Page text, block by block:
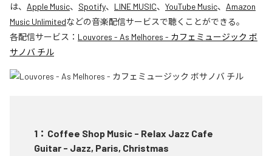
は、 Apple Music、 Spotify、 LINE MUSIC、 YouTube Music、 Amazon
Music Unlimitedなどの音楽配信サービスで聴くことができる。
各配信サービス： Louvores - As Melhores - カフェミュージック ボ
サノバ チル
1 ： Coffee Shop Music - Relax Jazz Cafe
Guitar - Jazz, Paris, Christmas